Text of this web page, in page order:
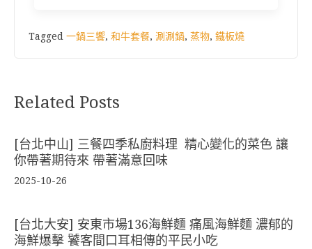
Tagged 一鍋三饗, 和牛套餐, 涮涮鍋, 蒸物, 鐵板燒
Related Posts
[台北中山] 三餐四季私廚料理 精心變化的菜色 讓
你帶著期待來 帶著滿意回味
2025-10-26
[台北大安] 安東市場136海鮮麵 痛風海鮮麵 濃郁的
海鮮爆擊 饕客間口耳相傳的平民小吃